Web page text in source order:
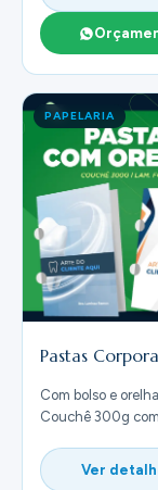
PAPELARIA
Pastas
Com bolso e
Couchê 300g com
apresentações e
Ver